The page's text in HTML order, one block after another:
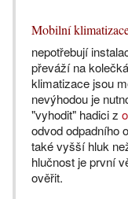
Mobilní
nepotřebují
převáží na
klimatizace jsou
nevýhodou je
"vyhodit" hadici z
odvod odpadního
také vyšší hluk
hlučnost je první
ověřit.